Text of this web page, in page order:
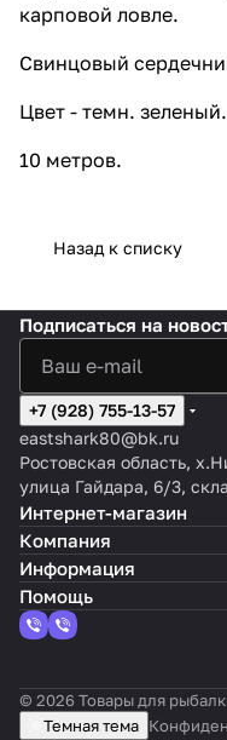
карповой ловле.
Свинцовый
Цвет - темн. зеленый.
10 метров.
Назад к списку
Подписаться на
+7 (928) 755-13-57
eastshark80@bk.ru
Ростовская область,
улица Гайдара, 6/3,
Интернет-магазин
Компания
Информация
Помощь
© 2026 Товары для
Темная тема